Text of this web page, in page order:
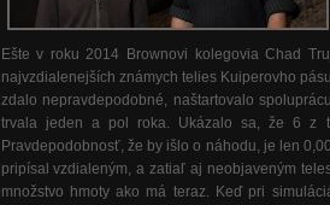
Ešte v roku 2014 Brownovi kolegovia Chad
najvzdialenejších známych telies Kuiperovho
zdalo nepravdepodobné, naštartovalo
trvala jeden a pol roka. Ukázalo sa, že 6 z
Pravdepodobnosť, že by išlo o náhodu, je len
pripísal vzdialeným, a zatiaľ aj neobjaveným
množstvo hmoty ako má teraz. Keď pri